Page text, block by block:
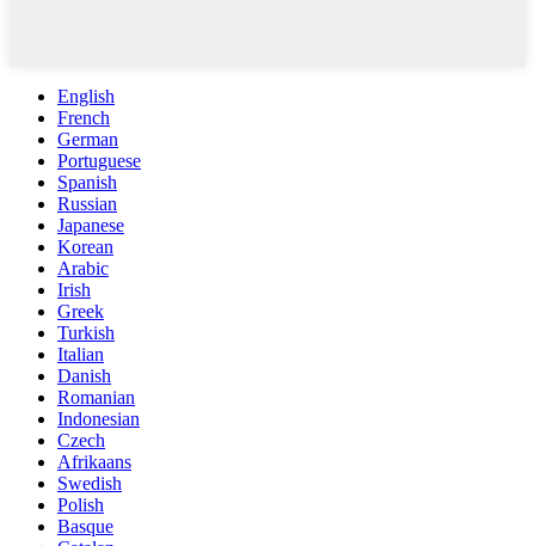
English
French
German
Portuguese
Spanish
Russian
Japanese
Korean
Arabic
Irish
Greek
Turkish
Italian
Danish
Romanian
Indonesian
Czech
Afrikaans
Swedish
Polish
Basque